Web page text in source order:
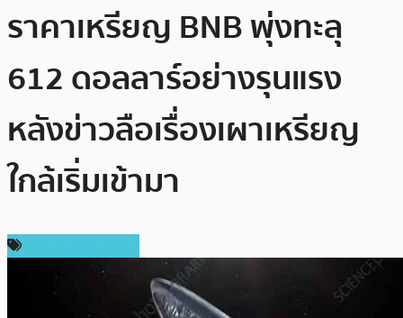
ราคาเหรียญ BNB พุ่งทะลุ
612 ดอลลาร์อย่างรุนแรง
หลังข่าวลือเรื่องเผาเหรียญ
ใกล้เริ่มเข้ามา